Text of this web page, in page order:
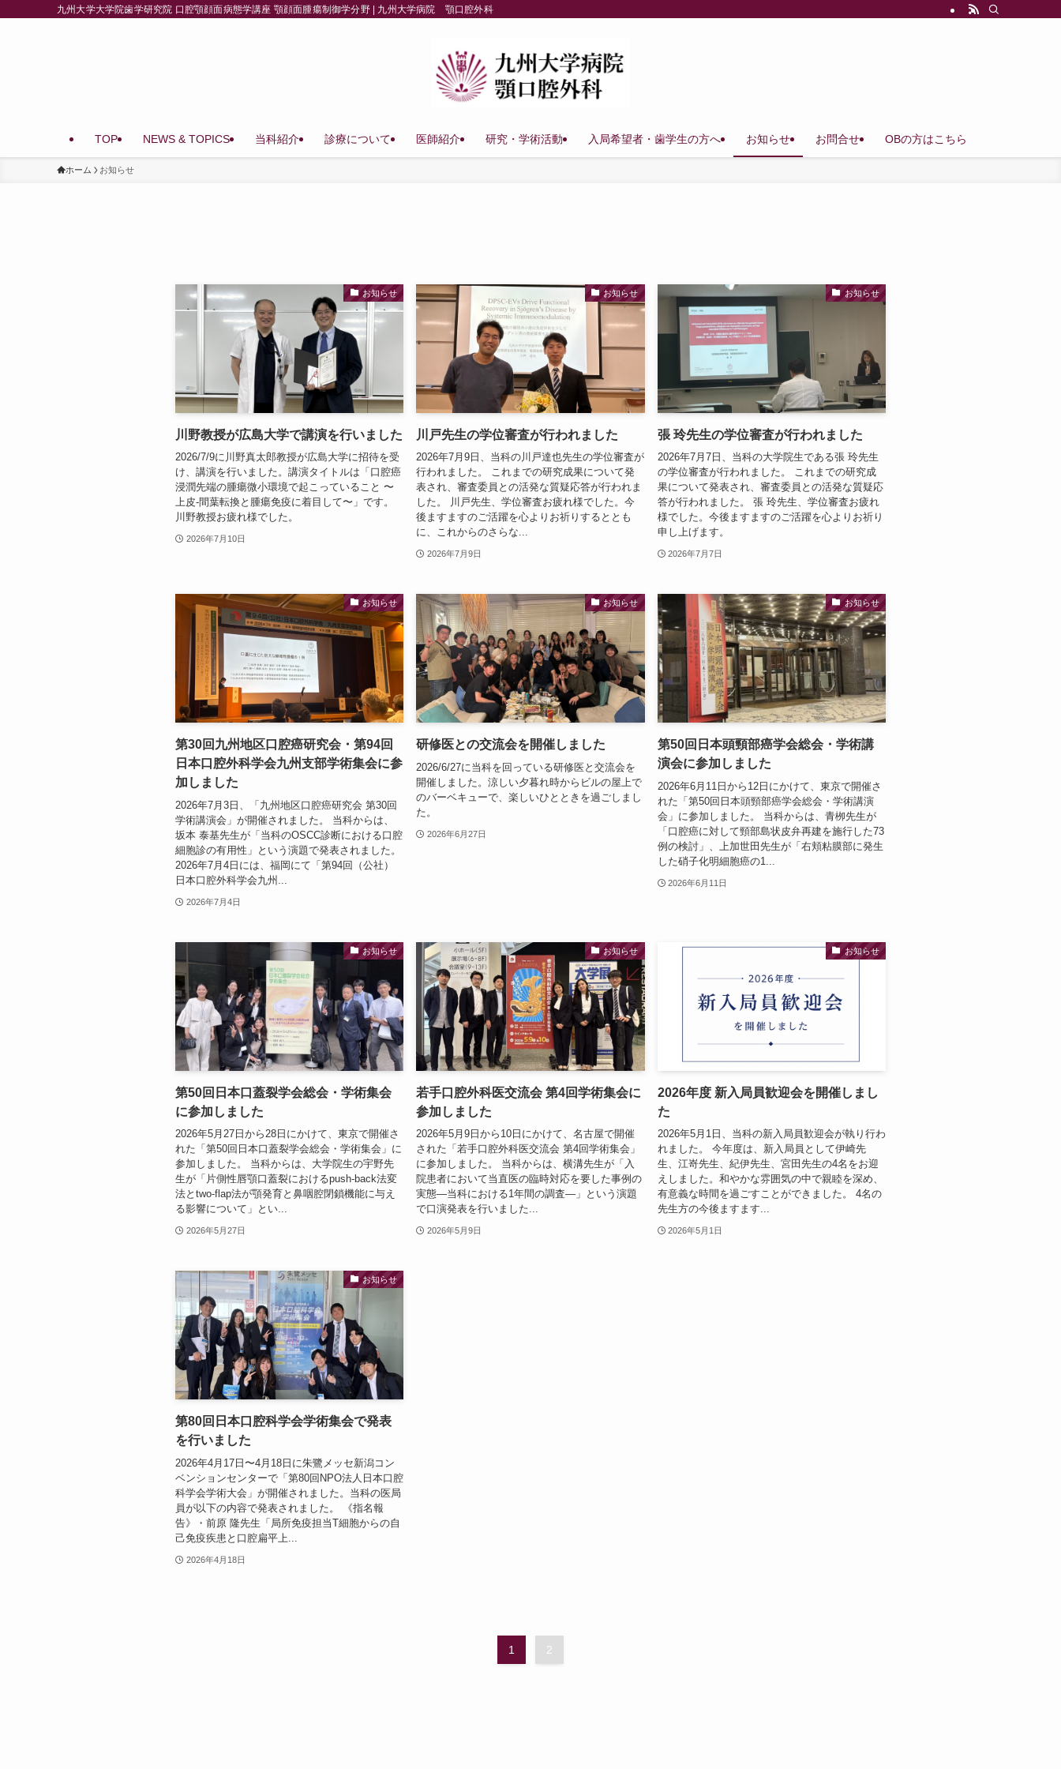
九州大学大学院歯学研究院 口腔顎顔面病態学講座 顎顔面腫瘍制御学分野 | 九州大学病院 顎口腔外科
TOP NEWS & TOPICS 当科紹介 診療について 医師紹介 研究・学術活動 入局希望者・歯学生の方へ お知らせ お問合せ OBの方はこちら
ホーム お知らせ
お知らせ
川野教授が広島大学で講演を行いました
2026/7/9に川野真太郎教授が広島大学に招待を受
け、講演を行いました。講演タイトルは「口腔癌
浸潤先端の腫瘍微小環境で起こっていること 〜
上皮-間葉転換と腫瘍免疫に着目して〜」です。
川野教授お疲れ様でした。
2026年7月10日
お知らせ
川戸先生の学位審査が行われました
2026年7月9日、当科の川戸達也先生の学位審査が
行われました。 これまでの研究成果について発
表され、審査委員との活発な質疑応答が行われま
した。 川戸先生、学位審査お疲れ様でした。今
後ますますのご活躍を心よりお祈りするととも
に、これからのさらな...
2026年7月9日
お知らせ
張 玲先生の学位審査が行われました
2026年7月7日、当科の大学院生である張 玲先生
の学位審査が行われました。 これまでの研究成
果について発表され、審査委員との活発な質疑応
答が行われました。 張 玲先生、学位審査お疲れ
様でした。今後ますますのご活躍を心よりお祈り
申し上げます。
2026年7月7日
お知らせ
第30回九州地区口腔癌研究会・第94回
日本口腔外科学会九州支部学術集会に参
加しました
2026年7月3日、「九州地区口腔癌研究会 第30回
学術講演会」が開催されました。 当科からは、
坂本 泰基先生が「当科のOSCC診断における口腔
細胞診の有用性」という演題で発表されました。
2026年7月4日には、福岡にて「第94回（公社）
日本口腔外科学会九州...
2026年7月4日
お知らせ
研修医との交流会を開催しました
2026/6/27に当科を回っている研修医と交流会を
開催しました。涼しい夕暮れ時からビルの屋上で
のバーベキューで、楽しいひとときを過ごしまし
た。
2026年6月27日
お知らせ
第50回日本頭頸部癌学会総会・学術講
演会に参加しました
2026年6月11日から12日にかけて、東京で開催さ
れた「第50回日本頭頸部癌学会総会・学術講演
会」に参加しました。 当科からは、青栁先生が
「口腔癌に対して頸部島状皮弁再建を施行した73
例の検討」、上加世田先生が「右頬粘膜部に発生
した硝子化明細胞癌の1...
2026年6月11日
お知らせ
第50回日本口蓋裂学会総会・学術集会
に参加しました
2026年5月27日から28日にかけて、東京で開催さ
れた「第50回日本口蓋裂学会総会・学術集会」に
参加しました。 当科からは、大学院生の宇野先
生が「片側性唇顎口蓋裂におけるpush-back法変
法とtwo-flap法が顎発育と鼻咽腔閉鎖機能に与え
る影響について」とい...
2026年5月27日
お知らせ
若手口腔外科医交流会 第4回学術集会に
参加しました
2026年5月9日から10日にかけて、名古屋で開催
された「若手口腔外科医交流会 第4回学術集会」
に参加しました。 当科からは、横溝先生が「入
院患者において当直医の臨時対応を要した事例の
実態―当科における1年間の調査―」という演題
で口演発表を行いました...
2026年5月9日
お知らせ
2026年度 新入局員歓迎会を開催しまし
た
2026年5月1日、当科の新入局員歓迎会が執り行わ
れました。 今年度は、新入局員として伊崎先
生、江嵜先生、紀伊先生、宮田先生の4名をお迎
えしました。和やかな雰囲気の中で親睦を深め、
有意義な時間を過ごすことができました。 4名の
先生方の今後ますます...
2026年5月1日
お知らせ
第80回日本口腔科学会学術集会で発表
を行いました
2026年4月17日〜4月18日に朱鷺メッセ新潟コン
ベンションセンターで「第80回NPO法人日本口腔
科学会学術大会」が開催されました。当科の医局
員が以下の内容で発表されました。 《指名報
告》・前原 隆先生「局所免疫担当T細胞からの自
己免疫疾患と口腔扁平上...
2026年4月18日
1 2